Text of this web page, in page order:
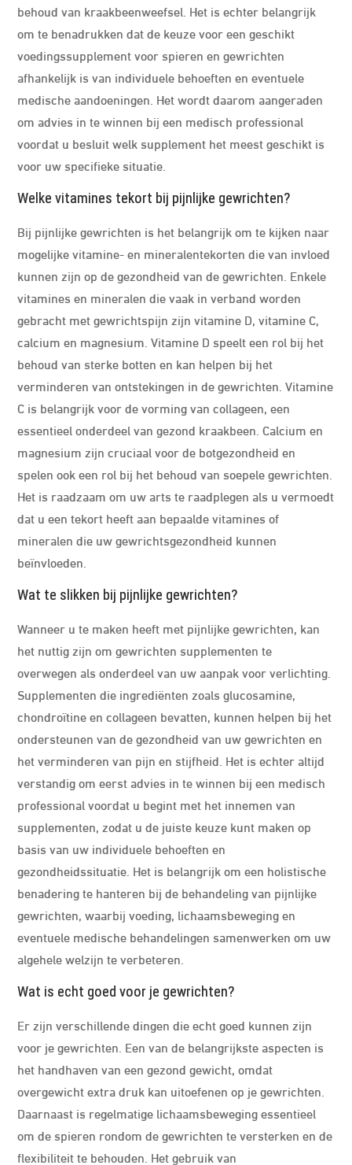
behoud van kraakbeenweefsel. Het is echter belangrijk
om te benadrukken dat de keuze voor een geschikt
voedingssupplement voor spieren en gewrichten
afhankelijk is van individuele behoeften en eventuele
medische aandoeningen. Het wordt daarom aangeraden
om advies in te winnen bij een medisch professional
voordat u besluit welk supplement het meest geschikt is
voor uw specifieke situatie.
Welke vitamines tekort bij pijnlijke gewrichten?
Bij pijnlijke gewrichten is het belangrijk om te kijken naar
mogelijke vitamine- en mineralentekorten die van invloed
kunnen zijn op de gezondheid van de gewrichten. Enkele
vitamines en mineralen die vaak in verband worden
gebracht met gewrichtspijn zijn vitamine D, vitamine C,
calcium en magnesium. Vitamine D speelt een rol bij het
behoud van sterke botten en kan helpen bij het
verminderen van ontstekingen in de gewrichten. Vitamine
C is belangrijk voor de vorming van collageen, een
essentieel onderdeel van gezond kraakbeen. Calcium en
magnesium zijn cruciaal voor de botgezondheid en
spelen ook een rol bij het behoud van soepele gewrichten.
Het is raadzaam om uw arts te raadplegen als u vermoedt
dat u een tekort heeft aan bepaalde vitamines of
mineralen die uw gewrichtsgezondheid kunnen
beïnvloeden.
Wat te slikken bij pijnlijke gewrichten?
Wanneer u te maken heeft met pijnlijke gewrichten, kan
het nuttig zijn om gewrichten supplementen te
overwegen als onderdeel van uw aanpak voor verlichting.
Supplementen die ingrediënten zoals glucosamine,
chondroïtine en collageen bevatten, kunnen helpen bij het
ondersteunen van de gezondheid van uw gewrichten en
het verminderen van pijn en stijfheid. Het is echter altijd
verstandig om eerst advies in te winnen bij een medisch
professional voordat u begint met het innemen van
supplementen, zodat u de juiste keuze kunt maken op
basis van uw individuele behoeften en
gezondheidssituatie. Het is belangrijk om een holistische
benadering te hanteren bij de behandeling van pijnlijke
gewrichten, waarbij voeding, lichaamsbeweging en
eventuele medische behandelingen samenwerken om uw
algehele welzijn te verbeteren.
Wat is echt goed voor je gewrichten?
Er zijn verschillende dingen die echt goed kunnen zijn
voor je gewrichten. Een van de belangrijkste aspecten is
het handhaven van een gezond gewicht, omdat
overgewicht extra druk kan uitoefenen op je gewrichten.
Daarnaast is regelmatige lichaamsbeweging essentieel
om de spieren rondom de gewrichten te versterken en de
flexibiliteit te behouden. Het gebruik van